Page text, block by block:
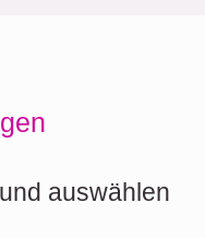
auswählen